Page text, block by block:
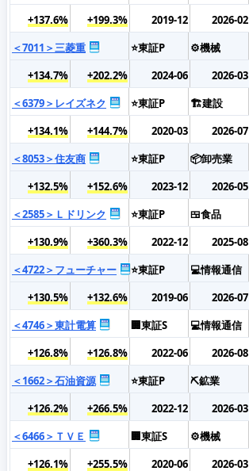
+137.6%
+199.3% 2019-12 2026-02
＜7011＞三菱重
⭐東証P ⚙️機械
+134.7%
+202.2% 2024-06 2026-03
＜6379＞レイズネク
⭐東証P 🏗️建設
+134.1%
+144.7% 2020-03 2026-07
＜8053＞住友商
⭐東証P 📦卸売業
+132.5%
+152.6% 2023-12 2026-05
＜2585＞Ｌドリンク
⭐東証P 🍱食品
+130.9%
+360.3% 2022-12 2025-08
＜4722＞フューチャー
⭐東証P 💻情報通信
+130.5%
+132.6% 2019-06 2026-07
＜4746＞東計電算
🏢東証S 💻情報通信
+126.8%
+126.8% 2022-06 2026-08
＜1662＞石油資源
⭐東証P ⛏️鉱業
+126.2%
+266.5% 2022-12 2026-03
＜6466＞ＴＶＥ
🏢東証S ⚙️機械
+126.1%
+255.5% 2020-06 2026-03